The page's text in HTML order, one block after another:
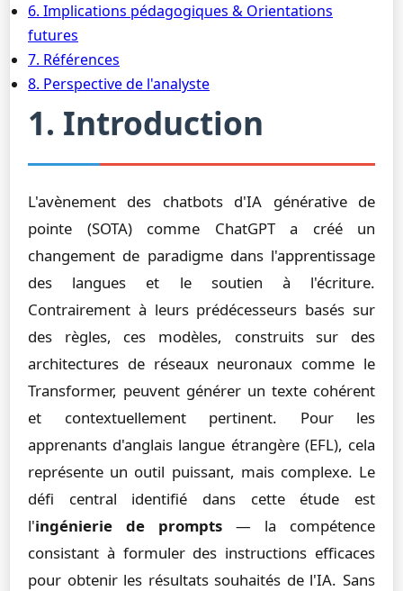
6. Implications pédagogiques & Orientations
futures
7. Références
8. Perspective de l'analyste
1. Introduction
L'avènement des chatbots d'IA générative de
pointe (SOTA) comme ChatGPT a créé un
changement de paradigme dans l'apprentissage
des langues et le soutien à l'écriture.
Contrairement à leurs prédécesseurs basés sur
des règles, ces modèles, construits sur des
architectures de réseaux neuronaux comme le
Transformer, peuvent générer un texte cohérent
et contextuellement pertinent. Pour les
apprenants d'anglais langue étrangère (EFL), cela
représente un outil puissant, mais complexe. Le
défi central identifié dans cette étude est
l'ingénierie de prompts — la compétence
consistant à formuler des instructions efficaces
pour obtenir les résultats souhaités de l'IA. Sans